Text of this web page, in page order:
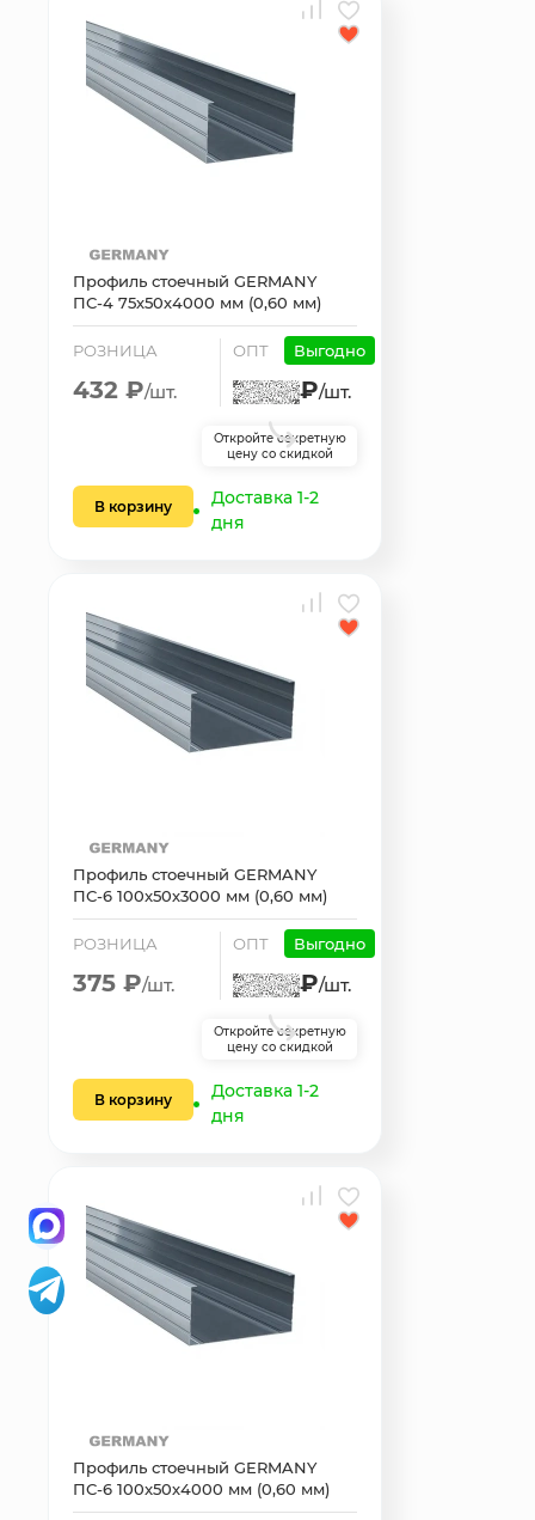
Профиль стоечный GERMANY
ПС-4 75х50х4000 мм (0,60 мм)
РОЗНИЦА
432 ₽/шт.
ОПТ Выгодно
₽/шт.
Откройте секретную
цену со скидкой
В корзину
Доставка 1-2
дня
Профиль стоечный GERMANY
ПС-6 100x50х3000 мм (0,60 мм)
РОЗНИЦА
375 ₽/шт.
ОПТ Выгодно
₽/шт.
Откройте секретную
цену со скидкой
В корзину
Доставка 1-2
дня
Профиль стоечный GERMANY
ПС-6 100x50х4000 мм (0,60 мм)